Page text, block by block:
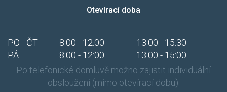
Otevírací doba
PO - ČT 8:00 - 12:00
13:00 - 15:30
PÁ
8:00 - 12:00
13:00 - 15:00
Po telefonické domluvě možno zajistit individuální
obsloužení (mimo otevírací dobu).